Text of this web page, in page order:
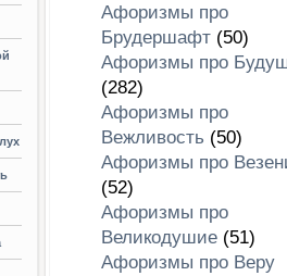
Афоризмы про
Брудершафт(50)
Афоризмы про
(282)
Афоризмы про
Вежливость (50)
Афоризмы про
(52)
Афоризмы про
Великодушие(51)
Афоризмы про Веру